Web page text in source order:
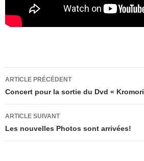
Navigation
des
articles
ARTICLE PRÉCÉDENT
Concert pour la sortie du Dvd «
ARTICLE SUIVANT
Les nouvelles Photos sont arrivées!